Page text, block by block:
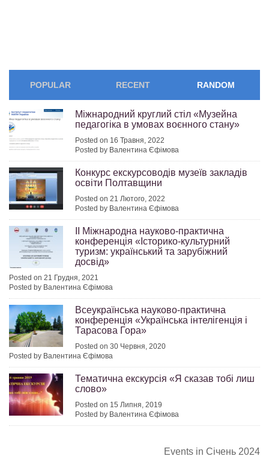
POPULAR RECENT RANDOM
Міжнародний круглий стіл «Музейна
педагогіка в умовах воєнного стану»
Posted on 16 Травня, 2022
Posted by Валентина Єфімова
Конкурс екскурсоводів музеїв закладів
освіти Полтавщини
Posted on 21 Лютого, 2022
Posted by Валентина Єфімова
ІІ Міжнародна науково-практична
конференція «Історико-культурний
туризм: український та зарубіжний
досвід»
Posted on 21 Грудня, 2021
Posted by Валентина Єфімова
Всеукраїнська науково-практична
конференція «Українська інтелігенція і
Тарасова Гора»
Posted on 30 Червня, 2020
Posted by Валентина Єфімова
Тематична екскурсія «Я сказав тобі лиш
слово»
Posted on 15 Липня, 2019
Posted by Валентина Єфімова
Events in Січень 2024